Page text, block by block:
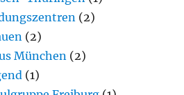
(2)
(2)
München (2)
(1)